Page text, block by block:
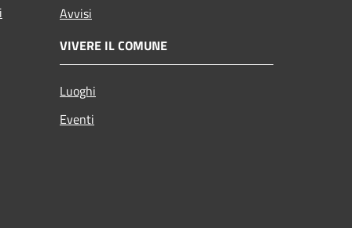
Avvisi
VIVERE IL COMUNE
Luoghi
Eventi